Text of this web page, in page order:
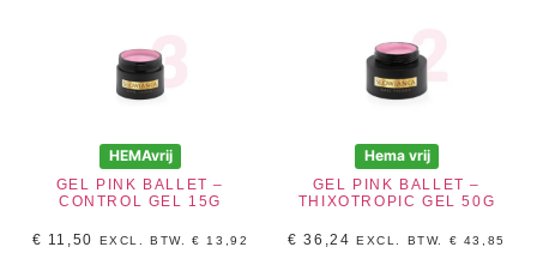
HEMAvrij
GEL PINK BALLET –
CONTROL GEL 15G
€ 11,50 EXCL. BTW.€
13,92
Hema vrij
GEL PINK BALLET –
THIXOTROPIC GEL 50G
€ 36,24 EXCL. BTW. € 43,85